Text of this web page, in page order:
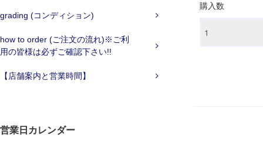
grading (コンディション)
how to order (ご注文の流れ)※ご利
用の皆様は必ずご確認下さい!!
【店舗案内と営業時間】
営業日カレンダー
購入数